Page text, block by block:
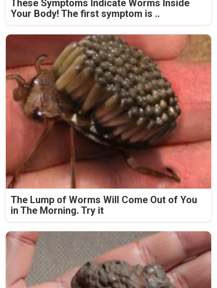
These Symptoms Indicate Worms Inside
Your Body! The first symptom is ..
The Lump of Worms Will Come Out of You
in The Morning. Try it